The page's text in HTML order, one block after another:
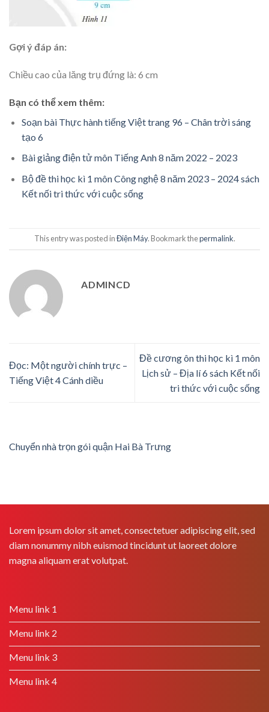
Gợi ý đáp án:
Chiều cao của lăng trụ đứng là: 6 cm
Bạn có thể xem thêm:
Soạn bài Thực hành tiếng Việt trang 96 – Chân trời sáng
tạo 6
Bài giảng điện tử môn Tiếng Anh 8 năm 2022 – 2023
Bộ đề thi học kì 1 môn Công nghệ 8 năm 2023 – 2024 sách
Kết nối tri thức với cuộc sống
This entry was posted inĐiện Máy. Bookmark thepermalink.
ADMINCD
Đọc: Một người chính trực –
Tiếng Việt 4 Cánh diều
Đề cương ôn thi học kì 1 môn
Lịch sử – Địa lí 6 sách Kết nối
tri thức với cuộc sống
Chuyển nhà trọn gói quận Hai Bà Trưng
Lorem ipsum dolor sit amet, consectetuer adipiscing elit, sed
diam nonummy nibh euismod tincidunt ut laoreet dolore
magna aliquam erat volutpat.
Menu link 1
Menu link 2
Menu link 3
Menu link 4